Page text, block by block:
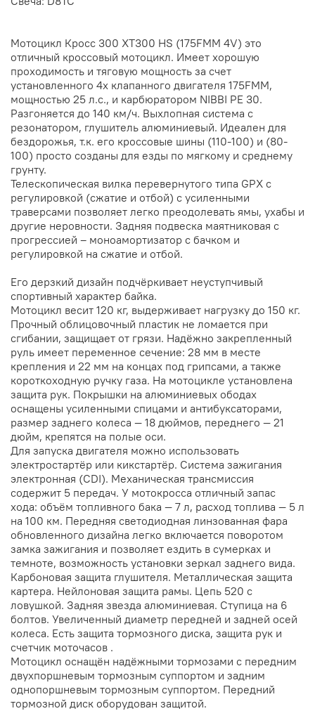
Мотоцикл Кросс 300 XT300 HS (175FMM 4V) это
отличный кроссовый мотоцикл. Имеет хорошую
проходимость и тяговую мощность за счет
установленного 4х клапанного двигателя 175FMM,
мощностью 25 л.с., и карбюратором NIBBI PE 30.
Разгоняется до 140 км/ч. Выхлопная система с
резонатором, глушитель алюминиевый. Идеален для
бездорожья, т.к. его кроссовые шины (110-100) и (80-
100) просто созданы для езды по мягкому и среднему
грунту.
Телескопическая вилка перевернутого типа GPX c
регулировкой (сжатие и отбой) с усиленными
траверсами позволяет легко преодолевать ямы, ухабы и
другие неровности. Задняя подвеска маятниковая с
прогрессией – моноамортизатор с бачком и
регулировкой на сжатие и отбой.
Его дерзкий дизайн подчёркивает неуступчивый
спортивный характер байка.
Мотоцикл весит 120 кг, выдерживает нагрузку до 150 кг.
Прочный облицовочный пластик не ломается при
сгибании, защищает от грязи. Надёжно закрепленный
руль имеет переменное сечение: 28 мм в месте
крепления и 22 мм на концах под грипсами, а также
короткоходную ручку газа. На мотоцикле установлена
защита рук. Покрышки на алюминиевых ободах
оснащены усиленными спицами и антибуксаторами,
размер заднего колеса — 18 дюймов, переднего — 21
дюйм, крепятся на полые оси.
Для запуска двигателя можно использовать
электростартёр или кикстартёр. Система зажигания
электронная (CDI). Механическая трансмиссия
содержит 5 передач. У мотокросса отличный запас
хода: объём топливного бака — 7 л, расход топлива — 5 л
на 100 км. Передняя светодиодная линзованная фара
обновленного дизайна легко включается поворотом
замка зажигания и позволяет ездить в сумерках и
темноте, возможность установки зеркал заднего вида.
Карбоновая защита глушителя. Металлическая защита
картера. Нейлоновая защита рамы. Цепь 520 с
ловушкой. Задняя звезда алюминиевая. Ступица на 6
болтов. Увеличенный диаметр передней и задней осей
колеса. Есть защита тормозного диска, защита рук и
счетчик моточасов .
Мотоцикл оснащён надёжными тормозами с передним
двухпоршневым тормозным суппортом и задним
однопоршневым тормозным суппортом. Передний
тормозной диск оборудован защитой.